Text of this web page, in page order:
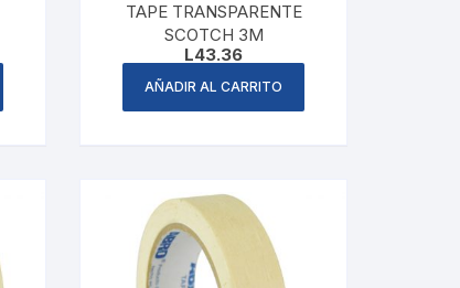
TAPE TRANSPARENTE
SCOTCH 3M
L43.36
AÑADIR AL CARRITO